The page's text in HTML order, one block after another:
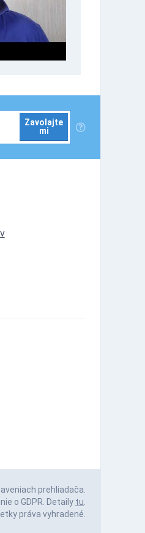
Zavolajte
mi
prehliadača.
o GDPR. Detaily tu.
práva vyhradené.